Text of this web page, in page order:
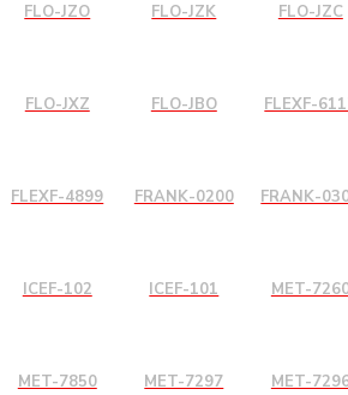
FLO-JZO FLO-JZK FLO-JZC
FLO-JXZ FLO-JBO FLEXF-
FLEXF-4899 FRANK-0200 FRANK-
ICEF-102 ICEF-101 MET-
MET-7850 MET-7297 MET-